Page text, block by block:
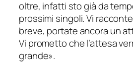
oltre, infatti sto già da
prossimi singoli. Vi
breve, portate ancora un
Vi prometto che l’attesa
grande».